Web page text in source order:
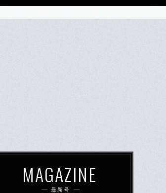
MAGAZINE
最新号